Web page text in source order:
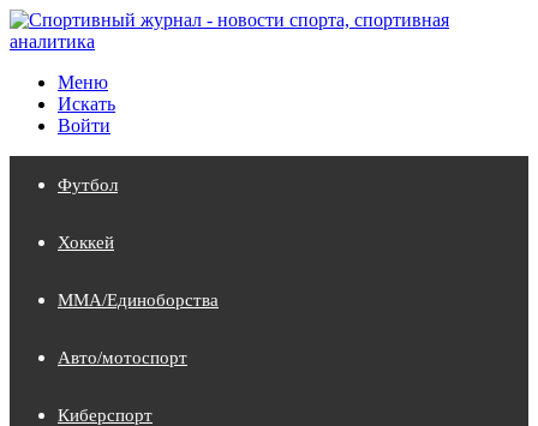
Меню
Искать
Войти
Футбол
Хоккей
MMA/Единоборства
Авто/мотоспорт
Киберспорт